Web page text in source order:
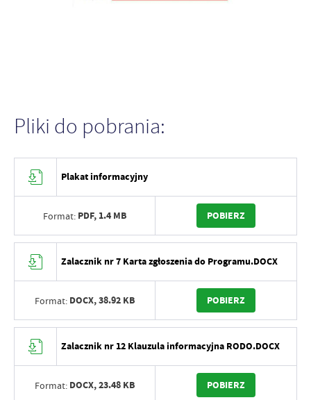
Pliki do pobrania:
Plakat informacyjny
Format: PDF, 1.4 MB POBIERZ
Zalacznik nr 7 Karta zgłoszenia do Programu.DOCX
Format: DOCX,38.92 KB POBIERZ
Zalacznik nr 12 Klauzula informacyjna RODO.DOCX
Format: DOCX,23.48 KB POBIERZ